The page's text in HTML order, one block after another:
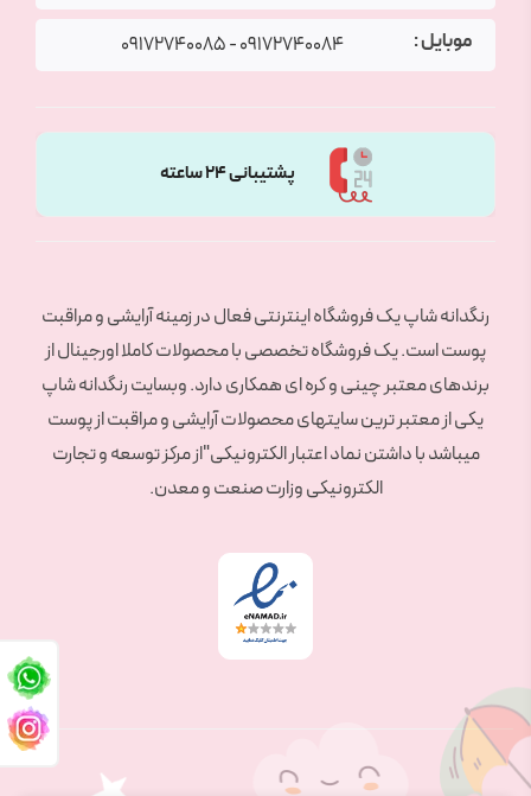
موبایل : 09172740084
-
09172740085
پشتیبانی 24 ساعته
رنگدانه شاپ یک فروشگاه اینترنتی فعال در زمینه آرایشی و مراقبت
پوست است. یک فروشگاه تخصصی با محصولات کاملا اورجینال از
برندهای معتبر چینی و کره ای همکاری دارد. وبسایت رنگدانه شاپ
یکی از معتبر ترین سایتهای محصولات آرایشی و مراقبت از پوست
میباشد با داشتن نماد اعتبار الکترونیکی"از مرکز توسعه و تجارت
الکترونیکی وزارت صنعت و معدن.